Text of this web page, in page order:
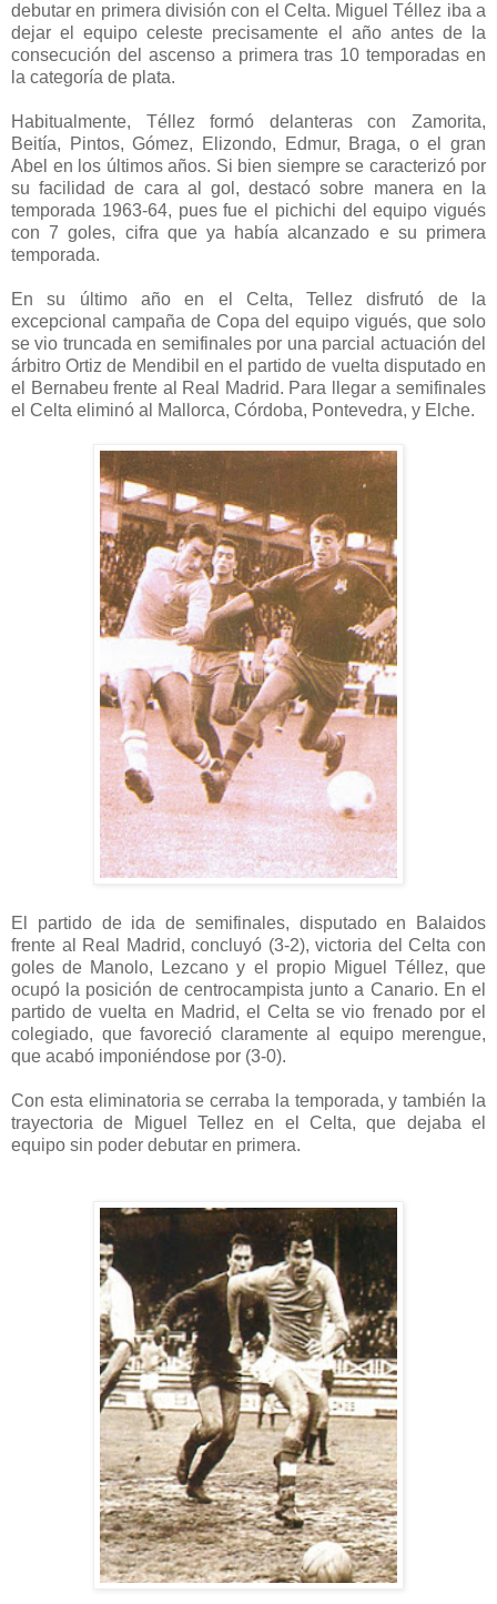
debutar en primera división con el Celta. Miguel Téllez iba a
dejar el equipo celeste precisamente el año antes de la
consecución del ascenso a primera tras 10 temporadas en
la categoría de plata.
Habitualmente, Téllez formó delanteras con Zamorita,
Beitía, Pintos, Gómez, Elizondo, Edmur, Braga, o el gran
Abel en los últimos años. Si bien siempre se caracterizó por
su facilidad de cara al gol, destacó sobre manera en la
temporada 1963-64, pues fue el pichichi del equipo vigués
con 7 goles, cifra que ya había alcanzado e su primera
temporada.
En su último año en el Celta, Tellez disfrutó de la
excepcional campaña de Copa del equipo vigués, que solo
se vio truncada en semifinales por una parcial actuación del
árbitro Ortiz de Mendibil en el partido de vuelta disputado en
el Bernabeu frente al Real Madrid. Para llegar a semifinales
el Celta eliminó al Mallorca, Córdoba, Pontevedra, y Elche.
El partido de ida de semifinales, disputado en Balaidos
frente al Real Madrid, concluyó (3-2), victoria del Celta con
goles de Manolo, Lezcano y el propio Miguel Téllez, que
ocupó la posición de centrocampista junto a Canario. En el
partido de vuelta en Madrid, el Celta se vio frenado por el
colegiado, que favoreció claramente al equipo merengue,
que acabó imponiéndose por (3-0).
Con esta eliminatoria se cerraba la temporada, y también la
trayectoria de Miguel Tellez en el Celta, que dejaba el
equipo sin poder debutar en primera.